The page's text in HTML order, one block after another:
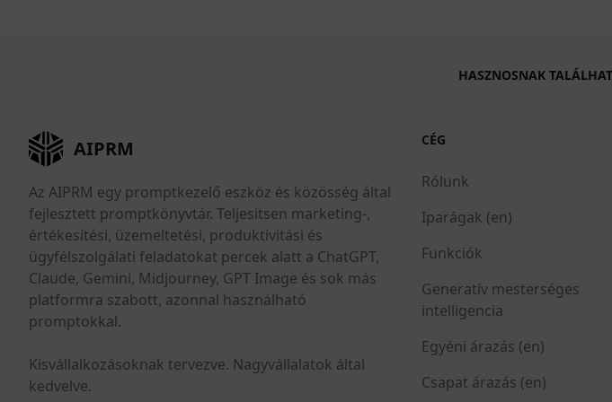
HASZNOSNAK
AIPRM
Az AIPRM egy promptkezelő eszköz és közösség által
fejlesztett promptkönyvtár. Teljesítsen marketing-,
értékesítési, üzemeltetési, produktivitási és
ügyfélszolgálati feladatokat percek alatt a ChatGPT,
Claude, Gemini, Midjourney, GPT Image és sok más
platformra szabott, azonnal használható
promptokkal.
Kisvállalkozásoknak tervezve. Nagyvállalatok által
kedvelve.
CÉG
Rólunk
Iparágak (en)
Funkciók
Generatív mesterséges
intelligencia
Egyéni árazás (en)
Csapat árazás (en)